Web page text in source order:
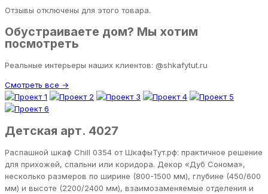
Отзывы отключены для этого товара.
Обустраиваете дом? Мы хотим
посмотреть
Реальные интерьеры наших клиентов: @shkafytut.ru
Смотреть все →
Детская арт. 4027
Распашной шкаф Chill 0354 от ШкафыТут.рф: практичное решение
для прихожей, спальни или коридора. Декор «Дуб Сонома»,
несколько размеров по ширине (800-1500 мм), глубине (450/600
мм) и высоте (2200/2400 мм), взаимозаменяемые отделения и